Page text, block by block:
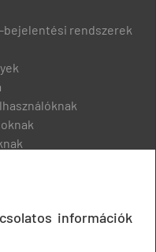
bejelentési rendszerek
információk